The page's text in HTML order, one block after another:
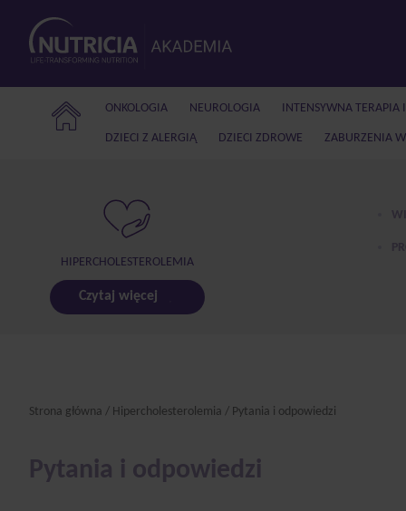
ONKOLOGIA NEUROLOGIA INTENSYWNA TERAPIA
DZIECI Z ALERGIĄ DZIECI ZDROWE ZABURZENIA
HIPERCHOLESTEROLEMIA
Czytaj więcej
Strona główna / Hipercholesterolemia / Pytania i odpowiedzi
Pytania i odpowiedzi